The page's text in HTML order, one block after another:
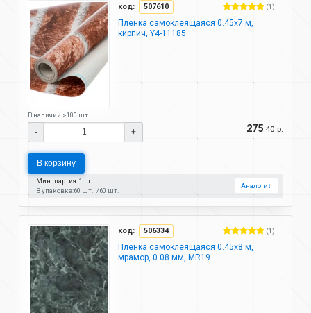
код: 507610 (1)
Пленка самоклеящаяся 0.45х7 м,
кирпич, Y4-11185
В наличии >100 шт.
- + 275.40 р.
В корзину
Мин. партия: 1 шт.
В упаковке:60 шт. 60 шт.
Аналоги↓
код: 506334 (1)
Пленка самоклеящаяся 0.45х8 м,
мрамор, 0.08 мм, MR19